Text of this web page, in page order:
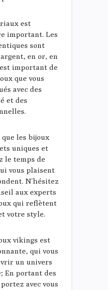
est
important. Les
sont
en or, en
important de
que vous
avec des
et des
que les bijoux
uniques et
le temps de
vous plaisent
N’hésitez
aux experts
qui reflètent
votre style.
vikings est
qui vous
un univers
En portant des
avec vous